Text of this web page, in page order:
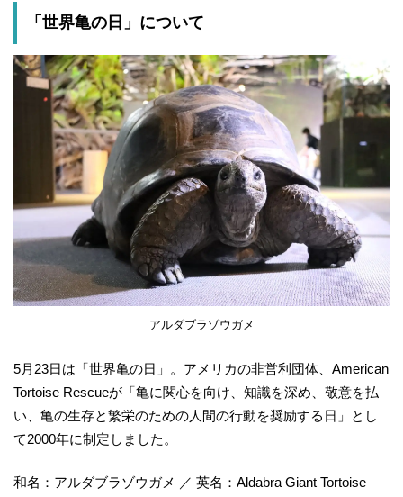
「世界亀の日」について
アルダブラゾウガメ
5月23日は「世界亀の日」。アメリカの非営利団体、American
Tortoise Rescueが「亀に関心を向け、知識を深め、敬意を払
い、亀の生存と繁栄のための人間の行動を奨励する日」とし
て2000年に制定しました。
和名：アルダブラゾウガメ ／ 英名：Aldabra Giant Tortoise